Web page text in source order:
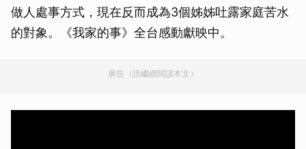
做人處事方式，現在反而成為3個姊姊吐露家庭苦水
的對象。《我家的事》全台感動獻映中。
廣告（請繼續閱讀本文）